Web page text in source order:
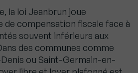
la loi Jeanbrun joue
de compensation fiscale face à
souvent inférieurs aux
des communes comme
ou Saint-Germain-en-